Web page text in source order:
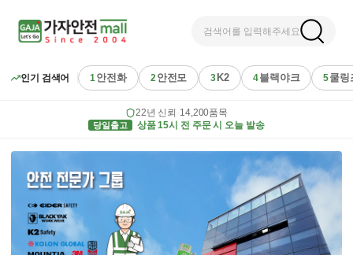
검색어를 입력해주세요
인기 검색어 1안전화 2안전모 3 K2 4블랙야크 5쿨링
22년 신뢰 ·14,200품목
당일출고
상품 15시 전 주문 시 오늘 발송